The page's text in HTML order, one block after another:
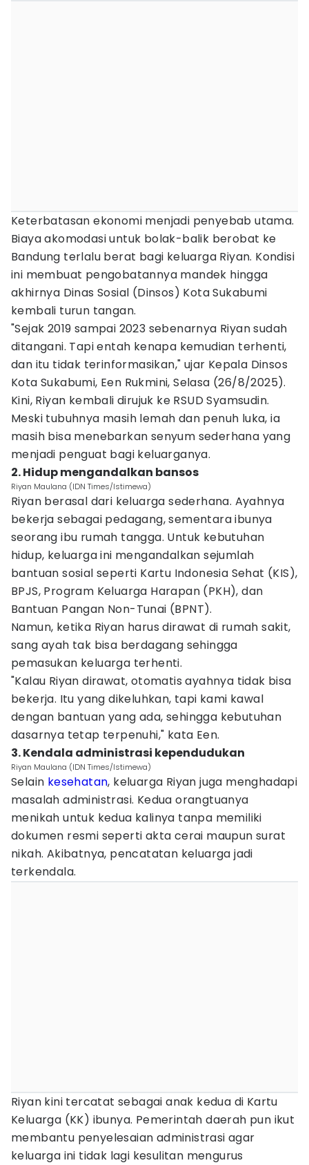
Keterbatasan ekonomi menjadi penyebab utama.
Biaya akomodasi untuk bolak-balik berobat ke
Bandung terlalu berat bagi keluarga Riyan. Kondisi
ini membuat pengobatannya mandek hingga
akhirnya Dinas Sosial (Dinsos) Kota Sukabumi
kembali turun tangan.
"Sejak 2019 sampai 2023 sebenarnya Riyan sudah
ditangani. Tapi entah kenapa kemudian terhenti,
dan itu tidak terinformasikan," ujar Kepala Dinsos
Kota Sukabumi, Een Rukmini, Selasa (26/8/2025).
Kini, Riyan kembali dirujuk ke RSUD Syamsudin.
Meski tubuhnya masih lemah dan penuh luka, ia
masih bisa menebarkan senyum sederhana yang
menjadi penguat bagi keluarganya.
2. Hidup mengandalkan bansos
Riyan Maulana (IDN Times/Istimewa)
Riyan berasal dari keluarga sederhana. Ayahnya
bekerja sebagai pedagang, sementara ibunya
seorang ibu rumah tangga. Untuk kebutuhan
hidup, keluarga ini mengandalkan sejumlah
bantuan sosial seperti Kartu Indonesia Sehat (KIS),
BPJS, Program Keluarga Harapan (PKH), dan
Bantuan Pangan Non-Tunai (BPNT).
Namun, ketika Riyan harus dirawat di rumah sakit,
sang ayah tak bisa berdagang sehingga
pemasukan keluarga terhenti.
"Kalau Riyan dirawat, otomatis ayahnya tidak bisa
bekerja. Itu yang dikeluhkan, tapi kami kawal
dengan bantuan yang ada, sehingga kebutuhan
dasarnya tetap terpenuhi," kata Een.
3. Kendala administrasi kependudukan
Riyan Maulana (IDN Times/Istimewa)
Selain kesehatan, keluarga Riyan juga menghadapi
masalah administrasi. Kedua orangtuanya
menikah untuk kedua kalinya tanpa memiliki
dokumen resmi seperti akta cerai maupun surat
nikah. Akibatnya, pencatatan keluarga jadi
terkendala.
Riyan kini tercatat sebagai anak kedua di Kartu
Keluarga (KK) ibunya. Pemerintah daerah pun ikut
membantu penyelesaian administrasi agar
keluarga ini tidak lagi kesulitan mengurus